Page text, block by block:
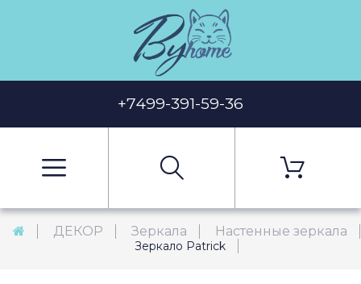
+7499-391-59-36
ДЕКОР Зеркала Настенные зеркала
Зеркало Patrick